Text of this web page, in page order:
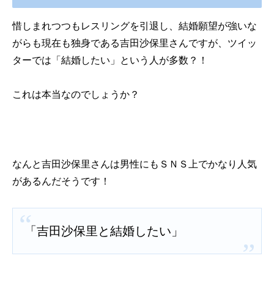
惜しまれつつもレスリングを引退し、結婚願望が強いな
がらも現在も独身である吉田沙保里さんですが、ツイッ
ターでは「結婚したい」という人が多数？！
これは本当なのでしょうか？
なんと吉田沙保里さんは男性にもＳＮＳ上でかなり人気
があるんだそうです！
「吉田沙保里と結婚したい」